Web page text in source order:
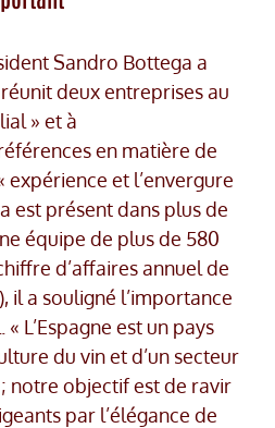
Sandro Bottega a
deux entreprises au
» et à
en matière de
expérience et l’envergure
est présent dans plus de
équipe de plus de 580
d’affaires annuel de
il a souligné l’importance
L’Espagne est un pays
du vin et d’un secteur
notre objectif est de ravir
par l’élégance de